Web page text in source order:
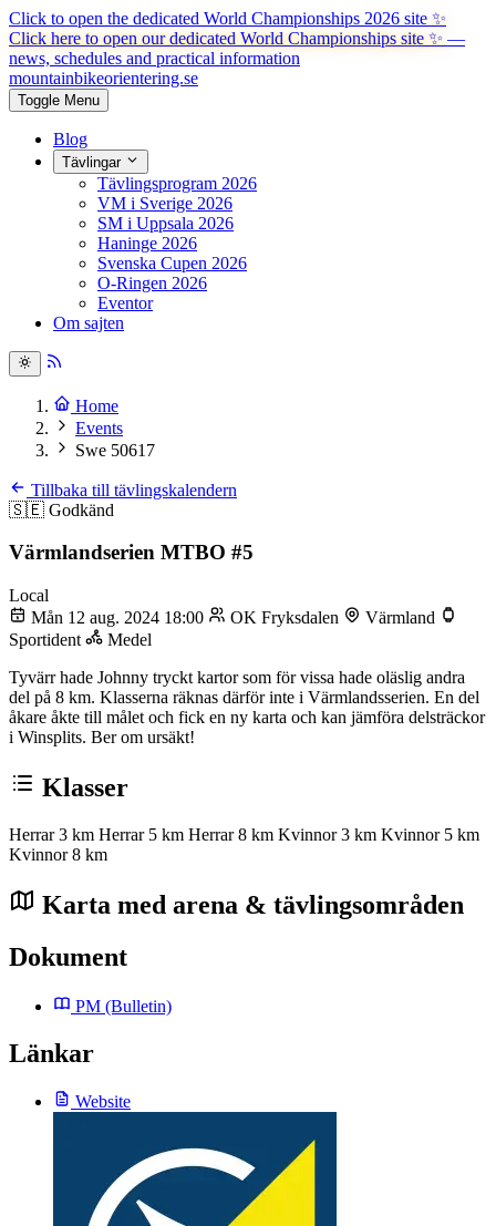
Click to open the dedicated World Championships 2026 site ✨
Click here to open our dedicated World Championships site ✨ —
news, schedules and practical information
mountainbikeorientering.se
Toggle Menu
Blog
Tävlingar
Tävlingsprogram 2026
VM i Sverige 2026
SM i Uppsala 2026
Haninge 2026
Svenska Cupen 2026
O-Ringen 2026
Eventor
Om sajten
Home
Events
Swe 50617
Tillbaka till tävlingskalendern
🇸🇪 Godkänd
Värmlandserien MTBO #5
Local
Mån 12 aug. 2024 18:00
OK Fryksdalen
Värmland
Sportident
Medel
Tyvärr hade Johnny tryckt kartor som för vissa hade oläslig andra
del på 8 km. Klasserna räknas därför inte i Värmlandsserien. En del
åkare åkte till målet och fick en ny karta och kan jämföra delsträckor
i Winsplits. Ber om ursäkt!
Klasser
Herrar 3 km Herrar 5 km Herrar 8 km Kvinnor 3 km Kvinnor 5 km
Kvinnor 8 km
Karta med arena & tävlingsområden
Dokument
PM (Bulletin)
Länkar
Website